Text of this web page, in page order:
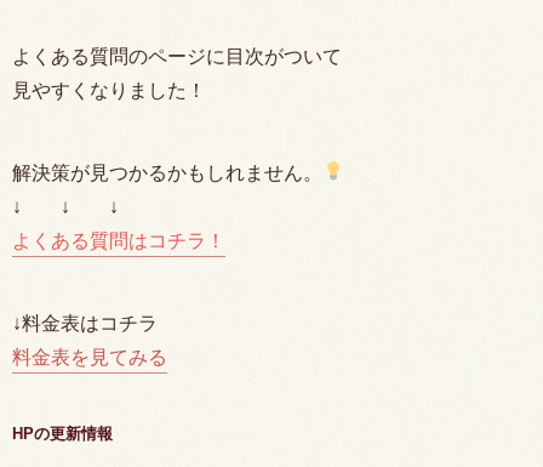
よくある質問のページに目次がついて
見やすくなりました！
解決策が見つかるかもしれません。
↓ ↓ ↓
よくある質問はコチラ！
↓料金表はコチラ
料金表を見てみる
HPの更新情報